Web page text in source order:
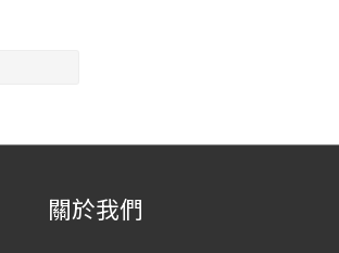
關於我們